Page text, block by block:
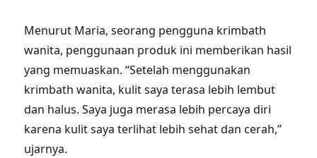
Menurut Maria, seorang pengguna krimbath
wanita, penggunaan produk ini memberikan hasil
yang memuaskan. “Setelah menggunakan
krimbath wanita, kulit saya terasa lebih lembut
dan halus. Saya juga merasa lebih percaya diri
karena kulit saya terlihat lebih sehat dan cerah,”
ujarnya.